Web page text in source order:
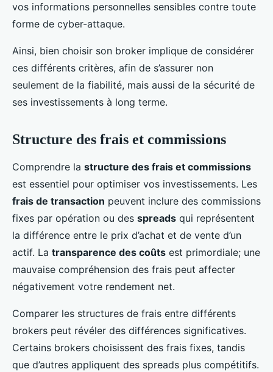
vos informations personnelles sensibles contre toute
forme de cyber-attaque.
Ainsi, bien choisir son broker implique de considérer
ces différents critères, afin de s’assurer non
seulement de la fiabilité, mais aussi de la sécurité de
ses investissements à long terme.
Structure des frais et commissions
Comprendre la structure des frais et commissions
est essentiel pour optimiser vos investissements. Les
frais de transaction peuvent inclure des commissions
fixes par opération ou des spreads qui représentent
la différence entre le prix d’achat et de vente d’un
actif. La transparence des coûts est primordiale; une
mauvaise compréhension des frais peut affecter
négativement votre rendement net.
Comparer les structures de frais entre différents
brokers peut révéler des différences significatives.
Certains brokers choisissent des frais fixes, tandis
que d’autres appliquent des spreads plus compétitifs.